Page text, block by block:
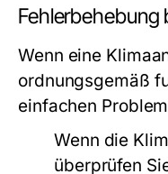
Fehlerbehebung
Wenn eine
ordnungsgemäß
einfachen
Wenn die
überprüfen